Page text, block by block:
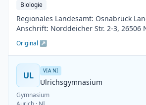
Biologie
Regionales Landesamt: Osnabrück
Anschrift: Norddeicher Str. 2-3, 26506
Original ↗
UL VIA NI
Ulrichsgymnasium
Gymnasium